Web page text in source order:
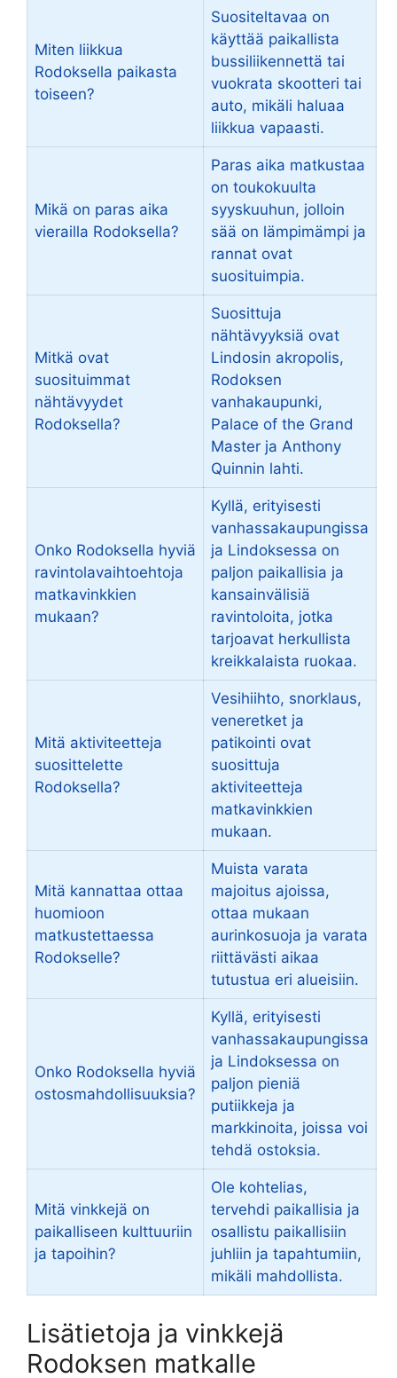
Miten liikkua
Rodoksella paikasta
toiseen?
Suositeltavaa on
käyttää paikallista
bussiliikennettä tai
vuokrata skootteri tai
auto, mikäli haluaa
liikkua vapaasti.
Mikä on paras aika
vierailla Rodoksella?
Paras aika matkustaa
on toukokuulta
syyskuuhun, jolloin
sää on lämpimämpi ja
rannat ovat
suosituimpia.
Mitkä ovat
suosituimmat
nähtävyydet
Rodoksella?
Suosittuja
nähtävyyksiä ovat
Lindosin akropolis,
Rodoksen
vanhakaupunki,
Palace of the Grand
Master ja Anthony
Quinnin lahti.
Onko Rodoksella hyviä
ravintolavaihtoehtoja
matkavinkkien
mukaan?
Kyllä, erityisesti
vanhassakaupungissa
ja Lindoksessa on
paljon paikallisia ja
kansainvälisiä
ravintoloita, jotka
tarjoavat herkullista
kreikkalaista ruokaa.
Mitä aktiviteetteja
suosittelette
Rodoksella?
Vesihiihto, snorklaus,
veneretket ja
patikointi ovat
suosittuja
aktiviteetteja
matkavinkkien
mukaan.
Mitä kannattaa ottaa
huomioon
matkustettaessa
Rodokselle?
Muista varata
majoitus ajoissa,
ottaa mukaan
aurinkosuoja ja varata
riittävästi aikaa
tutustua eri alueisiin.
Onko Rodoksella hyviä
ostosmahdollisuuksia?
Kyllä, erityisesti
vanhassakaupungissa
ja Lindoksessa on
paljon pieniä
putiikkeja ja
markkinoita, joissa voi
tehdä ostoksia.
Mitä vinkkejä on
paikalliseen kulttuuriin
ja tapoihin?
Ole kohtelias,
tervehdi paikallisia ja
osallistu paikallisiin
juhliin ja tapahtumiin,
mikäli mahdollista.
Lisätietoja ja vinkkejä
Rodoksen matkalle